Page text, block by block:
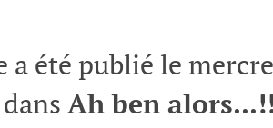
a été publié le
Ah ben